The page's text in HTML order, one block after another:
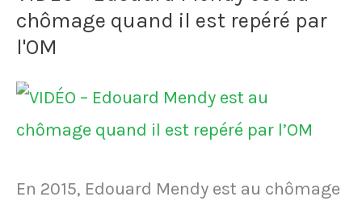
chômage quand il est repéré par
l'OM
En 2015, Edouard Mendy est au chômage